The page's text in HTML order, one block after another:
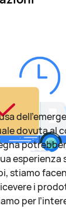
dovuta al
esperienza
stiamo
i
per